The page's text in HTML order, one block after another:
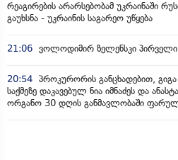
რეაგირების არარსებობამ უკრაინაში
გაუხსნა - უკრაინის საგარეო უწყება
21:06 ვოლოდიმირ ზელენსკი პირველი
20:54 პროკურორის განცხადებით,
საქმეზე დაკავებულ ნია იმნაძეს და
ორგანო 30 დღის განმავლობაში